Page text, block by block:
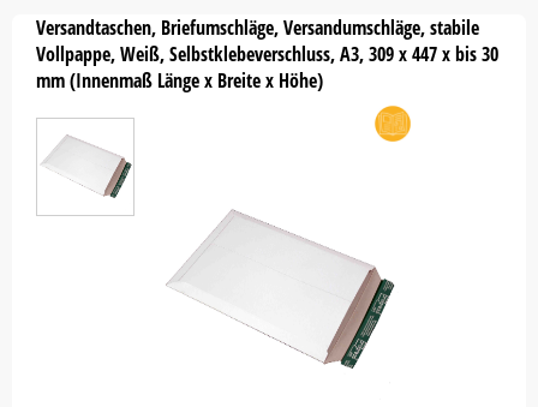
Versandtaschen, Briefumschläge, Versandumschläge, stabile
Vollpappe, Weiß, Selbstklebeverschluss, A3, 309 x 447 x bis 30
mm (Innenmaß Länge x Breite x Höhe)